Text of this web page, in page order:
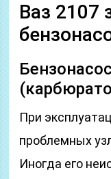
Ваз 2107
При
проблемных
Иногда его